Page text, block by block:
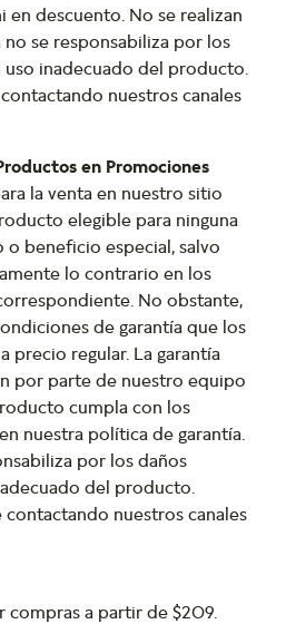
en descuento. No se realizan
se responsabiliza por los
inadecuado del producto.
nuestros canales
en Promociones
la venta en nuestro sitio
elegible para ninguna
beneficio especial, salvo
lo contrario en los
No obstante,
de garantía que los
precio regular. La garantía
por parte de nuestro equipo
cumpla con los
nuestra política de garantía.
por los daños
del producto.
contactando nuestros canales
compras a partir de $209.